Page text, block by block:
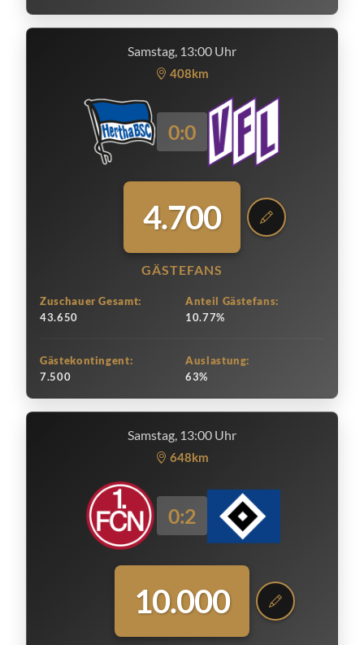
Samstag, 13:00 Uhr
408km
0:0
4.700
GÄSTEFANS
Zuschauer Gesamt:
43.650
Anteil Gästefans:
10.77%
Gästekontingent:
7.500
Auslastung:
63%
Samstag, 13:00 Uhr
648km
0:2
10.000